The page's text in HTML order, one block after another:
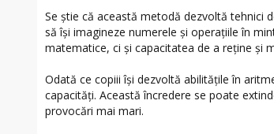
Se știe că această metodă dezvoltă tehnici
să își imagineze numerele și operațiile în
matematice, ci și capacitatea de a reține și
Odată ce copiii își dezvoltă abilitățile în
capacități. Această încredere se poate
provocări mai mari.